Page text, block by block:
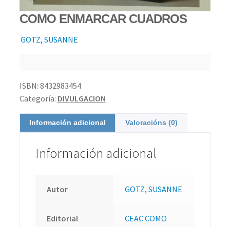
COMO ENMARCAR CUADROS
GOTZ, SUSANNE
ISBN: 8432983454
Categoría: DIVULGACION
Información adicional Valoracións (0)
Información adicional
Autor GOTZ, SUSANNE
Editorial
CEAC COMO